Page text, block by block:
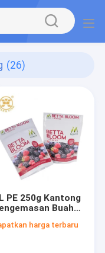
(26)
PE 250g Kantong
Buah
Segel Panas
harga terbaru